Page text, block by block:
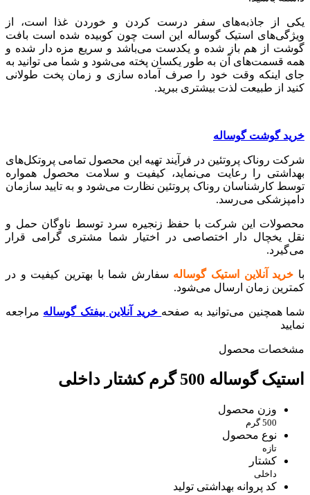
یکی از جاذبه‌های سفر درست کردن و خوردن غذا است، از
ویژگی‌های استیک گوساله این است چون کوبیده شده است بافت
گوشت از هم باز شده و یکدست می‌باشد و سریع مزه دار شده و
همه قسمت‌های آن به طور یکسان پخته می‌شود و شما می توانید به
جای اینکه وقت خود را صرف آماده سازی و زمان پخت طولانی
کنید از طبیعت لذت بیشتری ببرید.
خرید گوشت گوساله
شرکت روناک پروتئین در فرآیند تهیه این محصول تمامی پروتکل‌های
بهداشتی را رعایت می‌نماید، کیفیت و سلامت محصول همواره
توسط کارشناسان روناک پروتئین نظارت می‌شود و به تایید سازمان
دامپزشکی می‌رسد.
محصولات این شرکت با حفظ زنجیره سرد توسط ناوگان حمل و
نقل یخچال دار اختصاصی در اختیار شما مشتری گرامی قرار
می‌گیرد.
با خرید آنلاین استیک گوساله سفارش شما با بهترین کیفیت و در
کمترین زمان ارسال می‌شود.
شما همچنین می‌توانید به صفحه خرید آنلاین بیفتک گوساله مراجعه
نمایید
مشخصات محصول
استیک گوساله 500 گرم کشتار داخلی
وزن محصول
500 گرم
نوع محصول
تازه
کشتار
داخلی
کد پروانه بهداشتی تولید